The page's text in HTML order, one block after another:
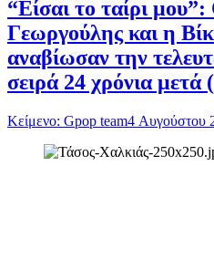
“Είσαι το ταίρι
Γεωργούλης και η
αναβίωσαν την
σειρά 24 χρόνια μετά
Κείμενο: Gpop team4 Αυγούστου